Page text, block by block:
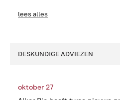
lees alles
DESKUNDIGE ADVIEZEN
oktober 27